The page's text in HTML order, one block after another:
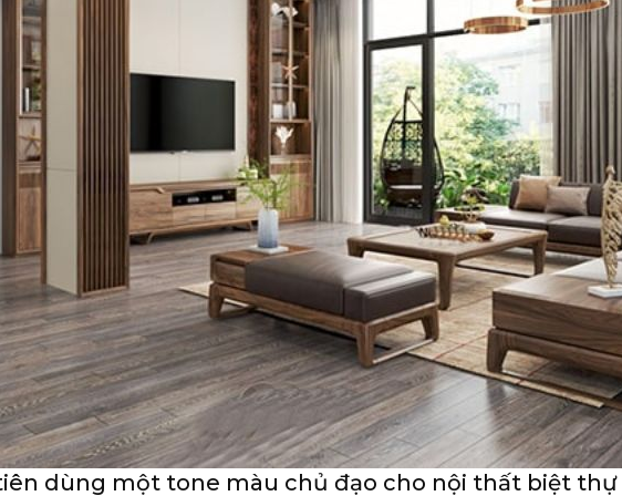
dùng một tone màu chủ đạo cho nội thất biệt thự